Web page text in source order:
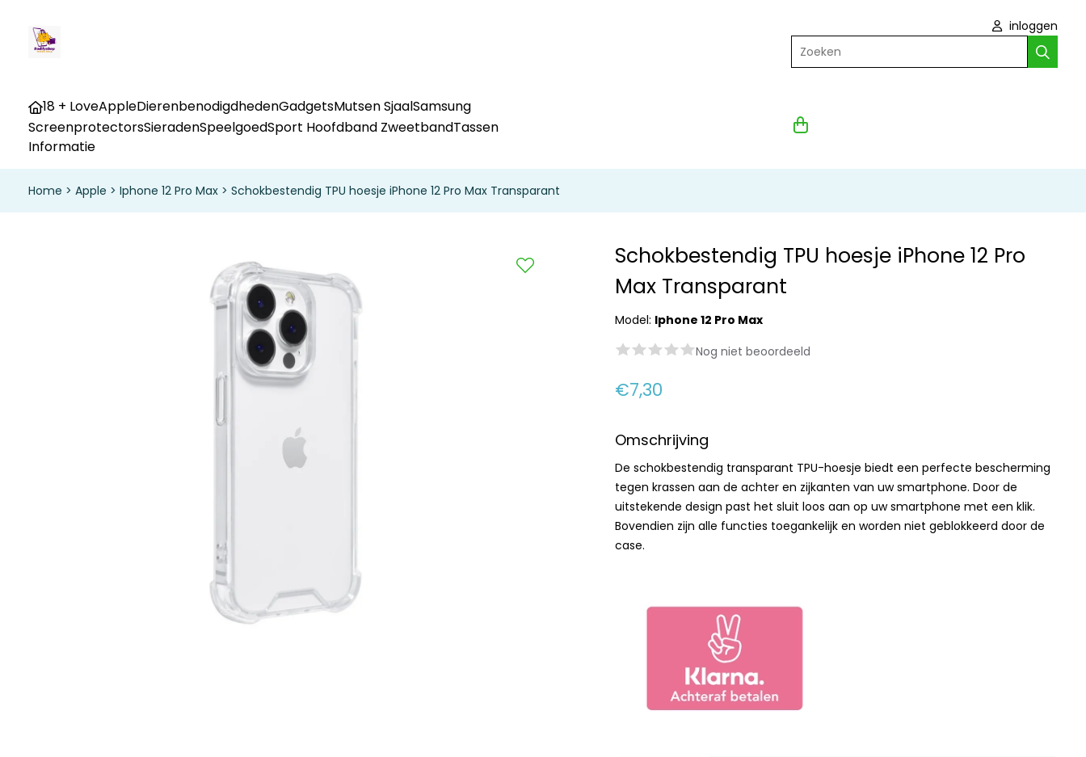
inloggen
Zoeken
18 + LoveAppleDierenbenodigdhedenGadgetsMutsen SjaalSamsung
ScreenprotectorsSieradenSpeelgoedSport Hoofdband ZweetbandTassen
Informatie
Home > Apple > Iphone 12 Pro Max > Schokbestendig TPU hoesje iPhone 12 Pro Max Transparant
Schokbestendig TPU hoesje iPhone 12 Pro
Max Transparant
Model: Iphone 12 Pro Max
Nog niet beoordeeld
€7,30
Omschrijving
De schokbestendig transparant TPU-hoesje biedt een perfecte bescherming
tegen krassen aan de achter en zijkanten van uw smartphone. Door de
uitstekende design past het sluit loos aan op uw smartphone met een klik.
Bovendien zijn alle functies toegankelijk en worden niet geblokkeerd door de
case.